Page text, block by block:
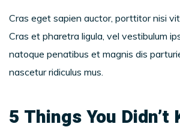
Cras eget sapien auctor, porttitor nisi
Cras et pharetra ligula, vel vestibulum
natoque penatibus et magnis dis
nascetur ridiculus mus.
5 Things You Didn’t